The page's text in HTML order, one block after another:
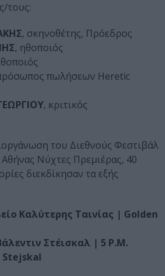
τους:
, σκηνοθέτης, Πρόεδρος
, ηθοποιός
πωλήσεων Heretic
, κριτικός
του Διεθνούς Φεστιβάλ
Νύχτες Πρεμιέρας, 40
διεκδίκησαν τα εξής
Καλύτερης Ταινίας | Golden
Στέισκαλ | 5 P.M.
Stejskal